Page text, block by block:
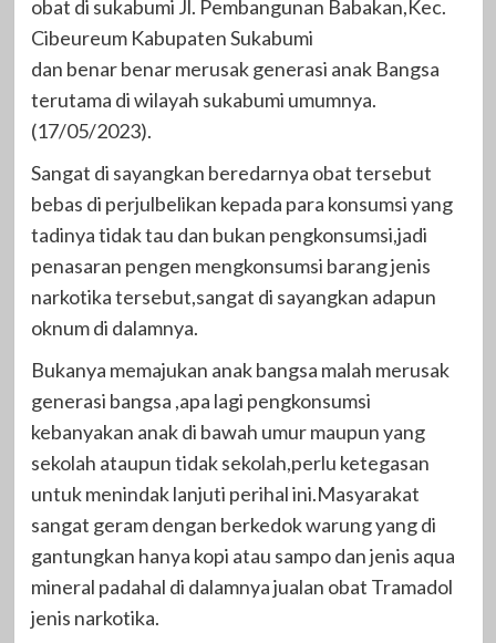
obat di sukabumi Jl. Pembangunan Babakan,Kec.
Cibeureum Kabupaten Sukabumi
dan benar benar merusak generasi anak Bangsa
terutama di wilayah sukabumi umumnya.
(17/05/2023).
Sangat di sayangkan beredarnya obat tersebut
bebas di perjulbelikan kepada para konsumsi yang
tadinya tidak tau dan bukan pengkonsumsi,jadi
penasaran pengen mengkonsumsi barang jenis
narkotika tersebut,sangat di sayangkan adapun
oknum di dalamnya.
Bukanya memajukan anak bangsa malah merusak
generasi bangsa ,apa lagi pengkonsumsi
kebanyakan anak di bawah umur maupun yang
sekolah ataupun tidak sekolah,perlu ketegasan
untuk menindak lanjuti perihal ini.Masyarakat
sangat geram dengan berkedok warung yang di
gantungkan hanya kopi atau sampo dan jenis aqua
mineral padahal di dalamnya jualan obat Tramadol
jenis narkotika.